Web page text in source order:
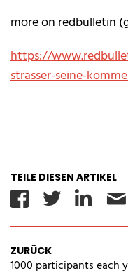
more on redbulletin
https://
strasser-seine-
TEILE DIESEN ARTIKEL
Facebook
Twitter
ZURÜCK
1000 participants each